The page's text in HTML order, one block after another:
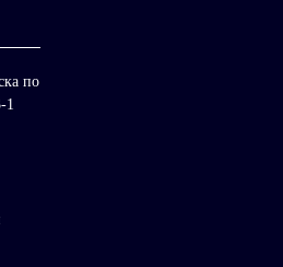
по
1